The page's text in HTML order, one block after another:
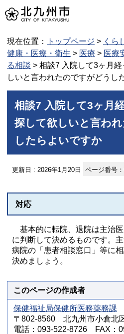
現在位置： トップページ > くら
健康・医療・衛生 > 医療 > 医療
る相談 > 相談7 入院して3ヶ月
しいと言われたのですがどうし
相談7 入院して3ヶ月
探して欲しいと言わ
したらよいですか
更新日 : 2026年1月20日 ページ番号
対応
基本的に転院、退院は主治
に判断して決めるものです。
病院の「患者相談窓口」等に
決めましょう。
このページの作成者
保健福祉局保健所医務薬務課
〒802-8560 北九州市小倉北
電話：093-522-8726 FAX：